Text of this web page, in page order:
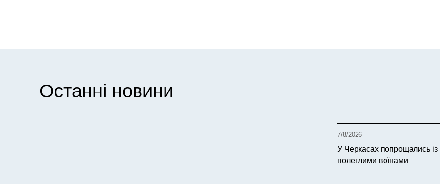
Останні новини
7/8/2026
У Черкасах попрощались із
полеглими воїнами